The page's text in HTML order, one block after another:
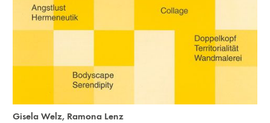
Gisela Welz, Ramona Lenz